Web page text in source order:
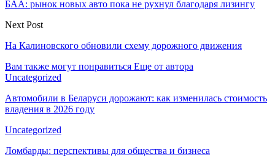
БАА: рынок новых авто пока не рухнул благодаря лизингу
Next Post
На Калиновского обновили схему дорожного движения
Вам также могут понравиться Еще от автора
Uncategorized
Автомобили в Беларуси дорожают: как изменилась стоимость
владения в 2026 году
Uncategorized
Ломбарды: перспективы для общества и бизнеса